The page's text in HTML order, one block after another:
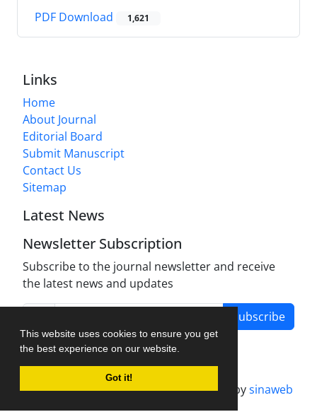
This website uses cookies to ensure you get
the best experience on our website.
Got it!
PDF Download 1,621
Links
Home
About Journal
Editorial Board
Submit Manuscript
Contact Us
Sitemap
Latest News
Newsletter Subscription
Subscribe to the journal newsletter and receive
the latest news and updates
Subscribe
Journal management system.designed bysinaweb